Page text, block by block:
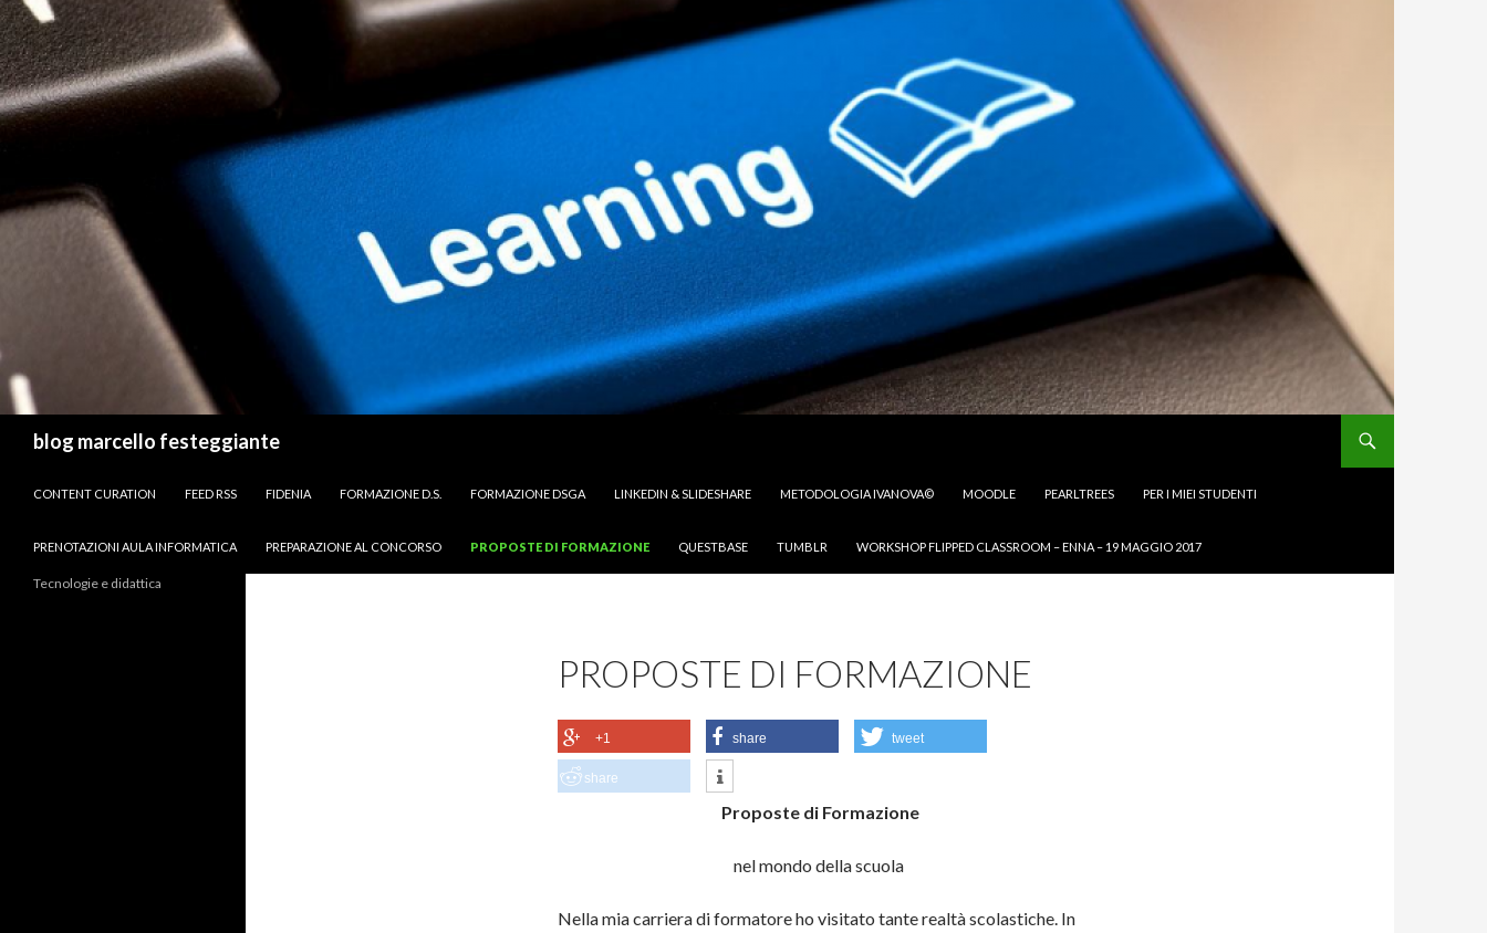
blog marcello festeggiante
CONTENT CURATION
FEED RSS FIDENIA FORMAZIONE D.S. FORMAZIONE DSGA LINKEDIN & SLIDESHARE METODOLOGIA IVANOVA© MOODLE PEARLTREES PER I MIEI STUDENTI
PRENOTAZIONI AULA INFORMATICA PREPARAZIONE AL CONCORSO PROPOSTE DI FORMAZIONE QUESTBASE TUMBLR WORKSHOP FLIPPED CLASSROOM – ENNA – 19 MAGGIO 2017
PROPOSTE DI FORMAZIONE
+1 share tweet
share
Proposte di Formazione
nel mondo della scuola
Nella mia carriera di formatore ho visitato tante realtà scolastiche. In
Tecnologie e didattica